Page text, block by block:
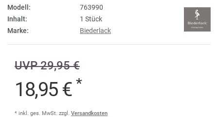
Modell:
763990
Inhalt:
1 Stück
Marke:
Biederlack
UVP 29,95 €
18,95 € *
* inkl. ges. MwSt. zzgl. Versandkosten